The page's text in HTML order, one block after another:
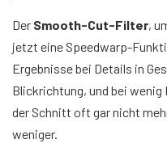
Der Smooth-Cut-Filter,
jetzt eine Speedwarp-
Ergebnisse bei Details in
Blickrichtung, und bei
der Schnitt oft gar nicht
weniger.